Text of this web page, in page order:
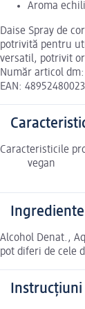
Aroma
Daise Spray de
potrivită pentru
versatil, potrivit
Număr articol dm:
EAN:
Caracteristicile
vegan
Ingrediente
Alcohol Denat.,
pot diferi de cele